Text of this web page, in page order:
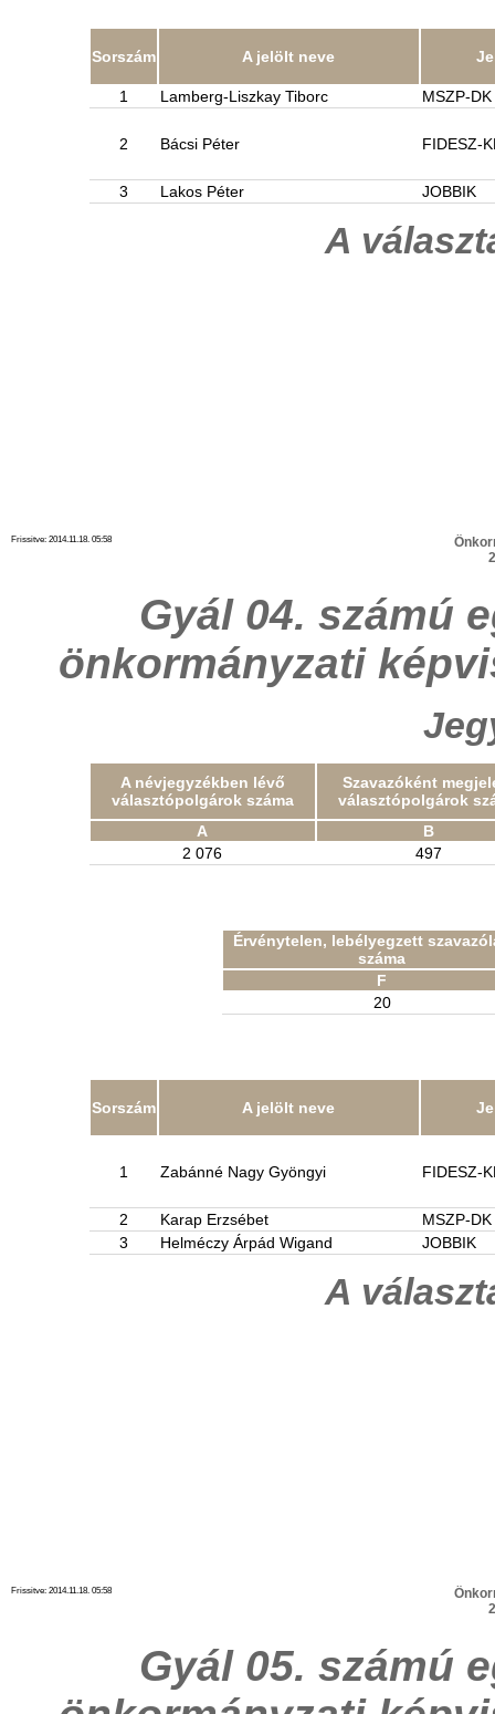
Sorszám A jelölt neve
1 Lamberg-Liszkay Tiborc MSZP-DK
2 Bácsi Péter FIDESZ-
3 Lakos Péter JOBBIK
A
Frissitve: 2014.11.18. 05:58
Gyál 04. számú
önkormányzati
A névjegyzékben lévő
választópolgárok száma
Szavazóként
választópolgárok
A
B
2 076
497
Érvénytelen, lebélyegzett
száma
F
20
Sorszám A jelölt neve
1 Zabánné Nagy Gyöngyi FIDESZ-
2 Karap Erzsébet
MSZP-DK
3
Helméczy Árpád Wigand JOBBIK
A
Frissitve: 2014.11.18. 05:58
Gyál 05. számú